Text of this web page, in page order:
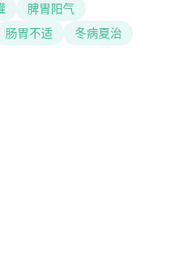
脾胃阳气
肠胃不适 冬病夏治